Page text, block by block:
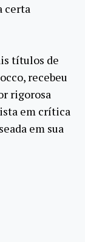
certa
títulos de
recebeu
rigorosa
em crítica
em sua